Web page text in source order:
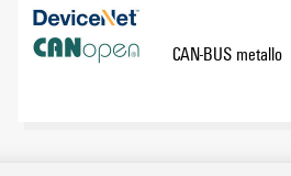
CAN-BUS metallo